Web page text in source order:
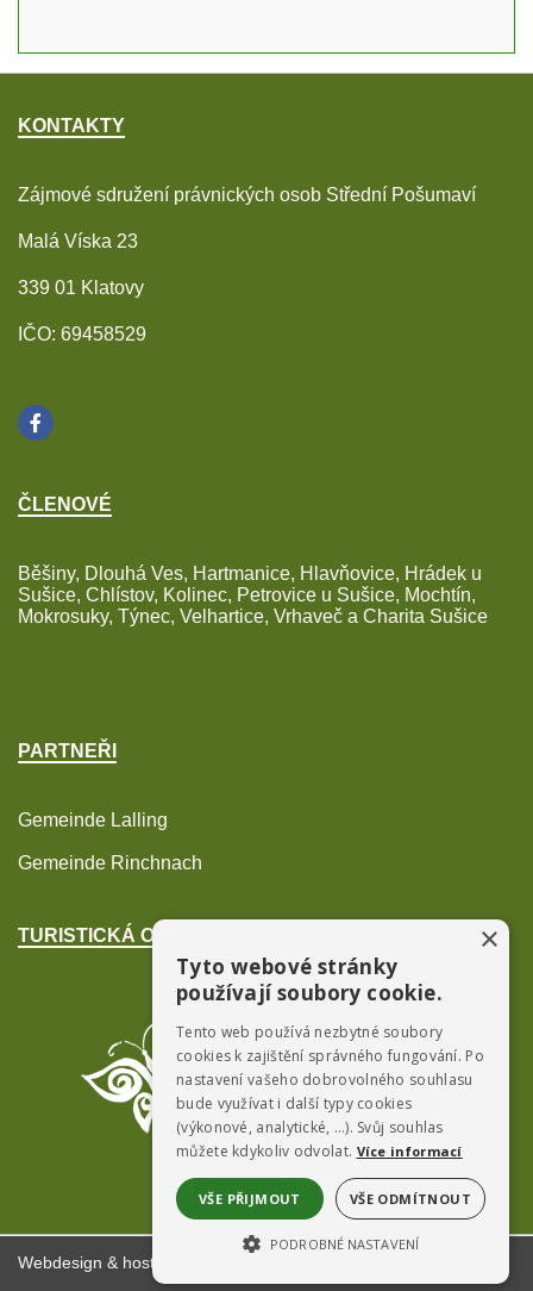
KONTAKTY
Zájmové sdružení právnických osob Střední Pošumaví
Malá Víska 23
339 01 Klatovy
IČO: 69458529
ČLENOVÉ
Běšiny, Dlouhá Ves, Hartmanice, Hlavňovice, Hrádek u
Sušice, Chlístov, Kolinec, Petrovice u Sušice, Mochtín,
Mokrosuky, Týnec, Velhartice, Vrhaveč a Charita Sušice
PARTNEŘI
Gemeinde Lalling
Gemeinde Rinchnach
TURISTICKÁ OBLAST POŠUMAVÍ
Webdesign & hosting:
×
Tyto webové stránky
používají soubory cookie.
Tento web používá nezbytné soubory
cookies k zajištění správného fungování. Po
nastavení vašeho dobrovolného souhlasu
bude využívat i další typy cookies
(výkonové, analytické, …). Svůj souhlas
můžete kdykoliv odvolat. Více informací
VŠE PŘIJMOUT VŠE ODMÍTNOUT
PODROBNÉ NASTAVENÍ
NEZBYTNĚ NUTNÉ SOUBORY